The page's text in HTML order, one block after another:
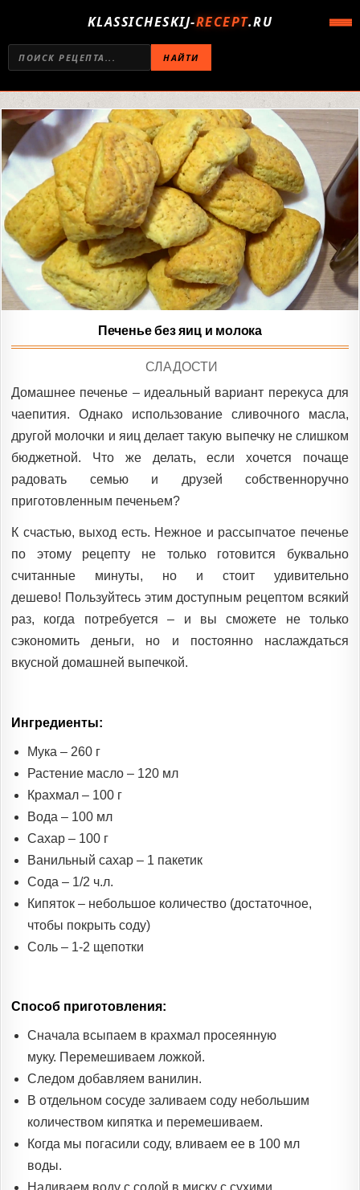
KLASSICHESKIJ-RECEPT.RU
НАЙТИ
Печенье без яиц и молока
POSTED
СЛАДОСТИ
Домашнее печенье – идеальный вариант перекуса для
чаепития. Однако использование сливочного масла,
другой молочки и яиц делает такую ​​выпечку не слишком
бюджетной. Что же делать, если хочется почаще
радовать семью и друзей собственноручно
приготовленным печеньем?
К счастью, выход есть. Нежное и рассыпчатое печенье
по этому рецепту не только готовится буквально
считанные минуты, но и стоит удивительно
дешево! Пользуйтесь этим доступным рецептом всякий
раз, когда потребуется – и вы сможете не только
сэкономить деньги, но и постоянно наслаждаться
вкусной домашней выпечкой.
Ингредиенты:
Мука – 260 г
Растение масло – 120 мл
Крахмал – 100 г
Вода – 100 мл
Сахар – 100 г
Ванильный сахар – 1 пакетик
Сода – 1/2 ч.л.
Кипяток – небольшое количество (достаточное,
чтобы покрыть соду)
Соль – 1-2 щепотки
Способ приготовления:
Сначала всыпаем в крахмал просеянную
муку. Перемешиваем ложкой.
Следом добавляем ванилин.
В отдельном сосуде заливаем соду небольшим
количеством кипятка и перемешиваем.
Когда мы погасили соду, вливаем ее в 100 мл
воды.